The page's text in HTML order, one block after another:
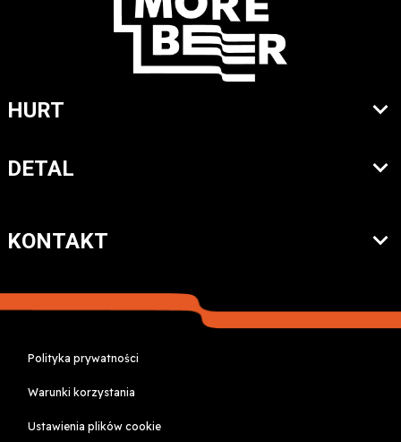
HURT
DETAL
KONTAKT
Polityka prywatności
Warunki korzystania
Ustawienia plików cookie